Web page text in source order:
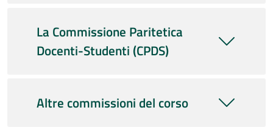
La Commissione Paritetica
Docenti-Studenti (CPDS)
Altre commissioni del corso